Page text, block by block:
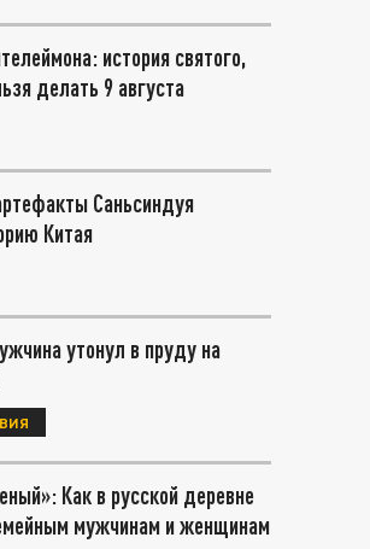
история святого,
делать 9 августа
Саньсиндуя
Китая
утонул в пруду на
Как в русской деревне
мужчинам и женщинам